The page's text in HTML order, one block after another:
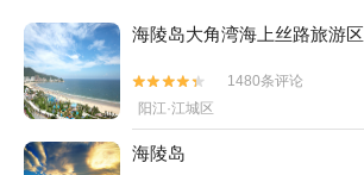
海陵岛大角湾海上丝路旅游区


1480条评论
阳江·江城区
海陵岛